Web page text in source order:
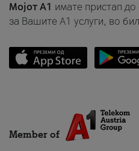
Мојот A1 имате пристап
за Вашите A1 услуги, во
Member of